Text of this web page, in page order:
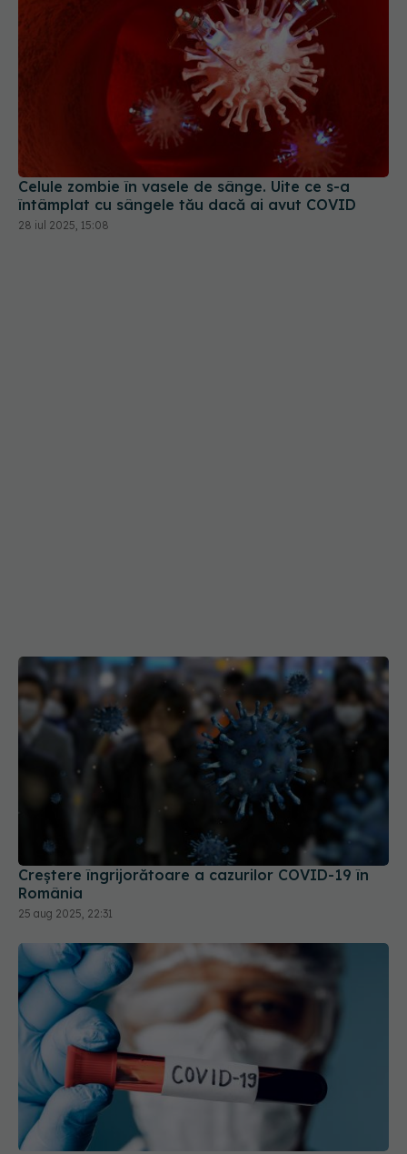
Celule zombie în vasele de sânge. Uite ce s-a
întâmplat cu sângele tău dacă ai avut COVID
28 iul 2025, 15:08
Creștere îngrijorătoare a cazurilor COVID-19 în
România
25 aug 2025, 22:31
Ce trebuie să știi dacă ai avut COVID
13 dec 2025, 15:27